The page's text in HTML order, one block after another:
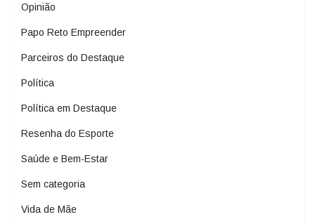
Opinião
Papo Reto Empreender
Parceiros do Destaque
Política
Política em Destaque
Resenha do Esporte
Saúde e Bem-Estar
Sem categoria
Vida de Mãe